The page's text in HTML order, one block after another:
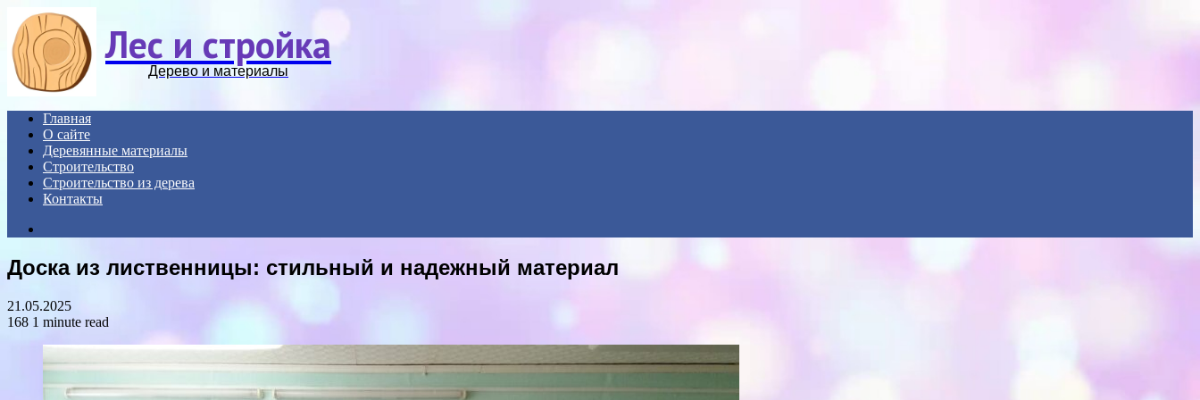
Лес и стройка
Дерево и материалы
Главная
О сайте
Деревянные материалы
Строительство
Строительство из дерева
Контакты
Доска из лиственницы: стильный и надежный материал
21.05.2025
168 1 minute read